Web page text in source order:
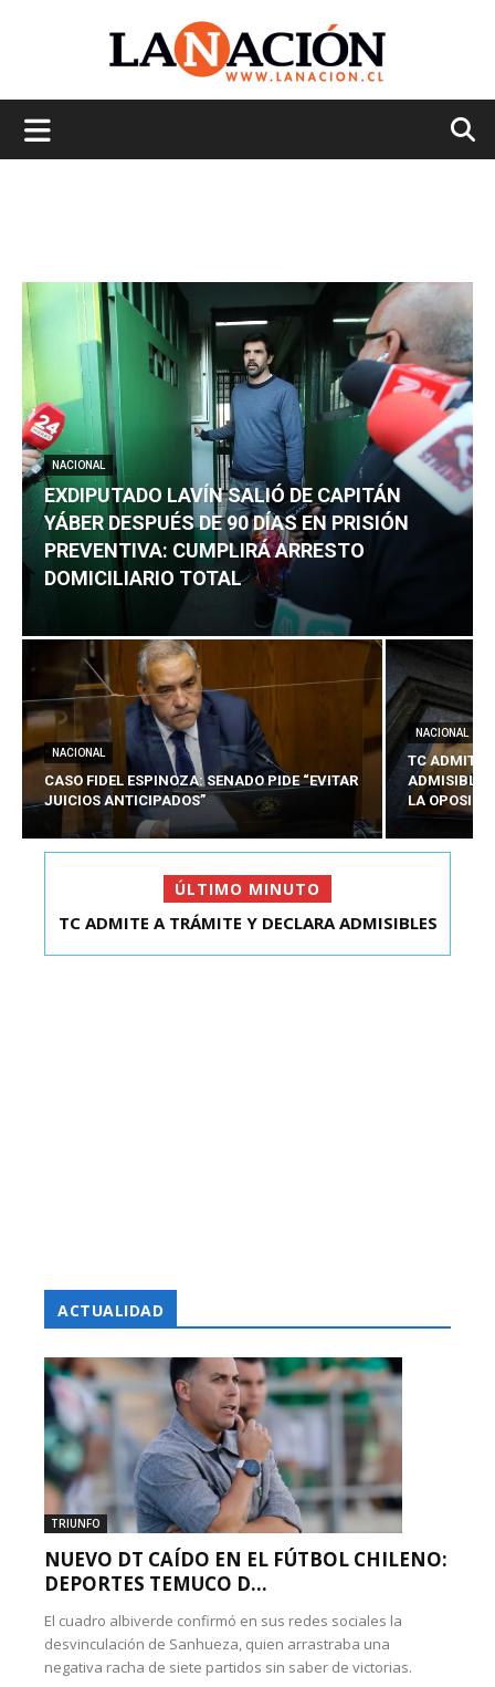
NACIONAL
EXDIPUTADO LAVÍN SALIÓ DE CAPITÁN
YÁBER DESPUÉS DE 90 DÍAS EN PRISIÓN
PREVENTIVA: CUMPLIRÁ ARRESTO
DOMICILIARIO TOTAL
NACIONAL
CASO FIDEL ESPINOZA: SENADO PIDE “EVITAR
JUICIOS ANTICIPADOS”
NACIONAL
TC ADMITE
ADMISIBLES
LA
ÚLTIMO MINUTO
EXDIPUTADO LAVÍN SALIÓ DE CAPITÁN YÁBER
TC ADMITE A TRÁMITE Y DECLARA ADMISIBLES
ACTUALIDAD
TRIUNFO
NUEVO DT CAÍDO EN EL FÚTBOL CHILENO:
DEPORTES TEMUCO D...
El cuadro albiverde confirmó en sus redes sociales la
desvinculación de Sanhueza, quien arrastraba una
negativa racha de siete partidos sin saber de victorias.